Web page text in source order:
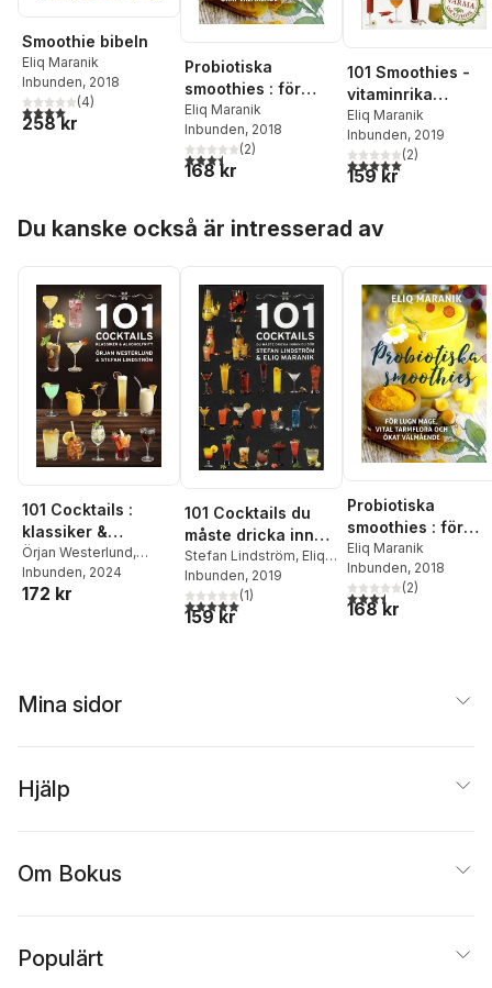
Smoothie bibeln
Eliq Maranik
Inbunden, 2018
4,0utav 5 stjärnor. Totalt antal röster:
(4)
258 kr
Probiotiska
smoothies : för
lugn mage, vital
tarmflora coh ökat
välmående
Eliq Maranik
Inbunden, 2018
3,5utav 5 stjärnor. Totalt antal röster:
(2)
168 kr
101 Smoothies -
vitaminrika
fruktdrinkar att
njuta av
Eliq Maranik
Inbunden, 2019
5,0utav 5 stjärnor.
(2)
159 kr
Du kanske också är intresserad av
101 Cocktails :
klassiker &
alkoholfritt
Örjan Westerlund,
Stefan Lindström
Inbunden, 2024
172 kr
101 Cocktails du
måste dricka innan
du dör
Stefan Lindström, Eliq
Maranik
Inbunden, 2019
5,0utav 5 stjärnor. Totalt antal röster:
(1)
159 kr
Probiotiska
smoothies : för
lugn mage, vital
tarmflora coh ökat
välmående
Eliq Maranik
Inbunden, 2018
3,5utav 5 stjärnor.
(2)
168 kr
Mina sidor
Hjälp
Om Bokus
Populärt